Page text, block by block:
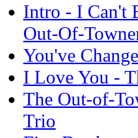
Intro - I Can't
Out-Of-
You've
I Love You -
The Out-of-
Trio